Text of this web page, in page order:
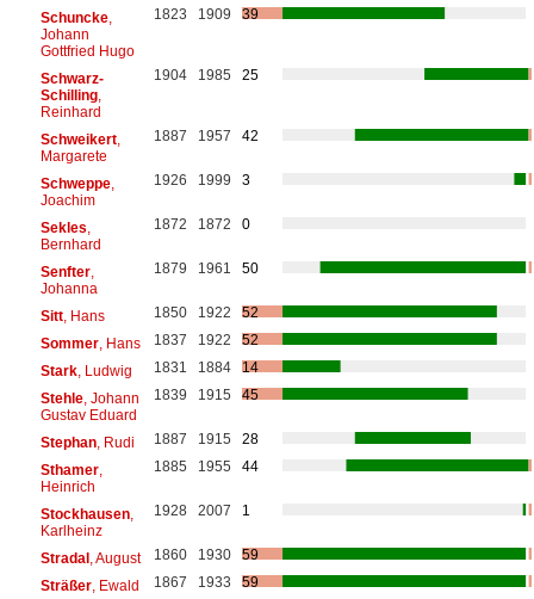
Schuncke,
Johann
Gottfried Hugo
1823 1909 39
Schwarz-
Schilling,
Reinhard
1904 1985 25
Schweikert,
Margarete
1887 1957 42
Schweppe,
Joachim
1926 1999 3
Sekles
Bernhard
1872 1872 0
Senfter,
Johanna
1879 1961 50
Sitt, Hans 1850 1922
52
Sommer, Hans 1837 1922
52
Stark, Ludwig 1831 1884
14
Stehle, Johann
Gustav Eduard
1839 1915 45
Stephan, Rudi 1887 1915
28
Sthamer,
Heinrich
1885 1955 44
Stockhausen,
Karlheinz
1928 2007 1
Stradal, August 1860 1930
59
Sträßer, Ewald 1867 1933
59